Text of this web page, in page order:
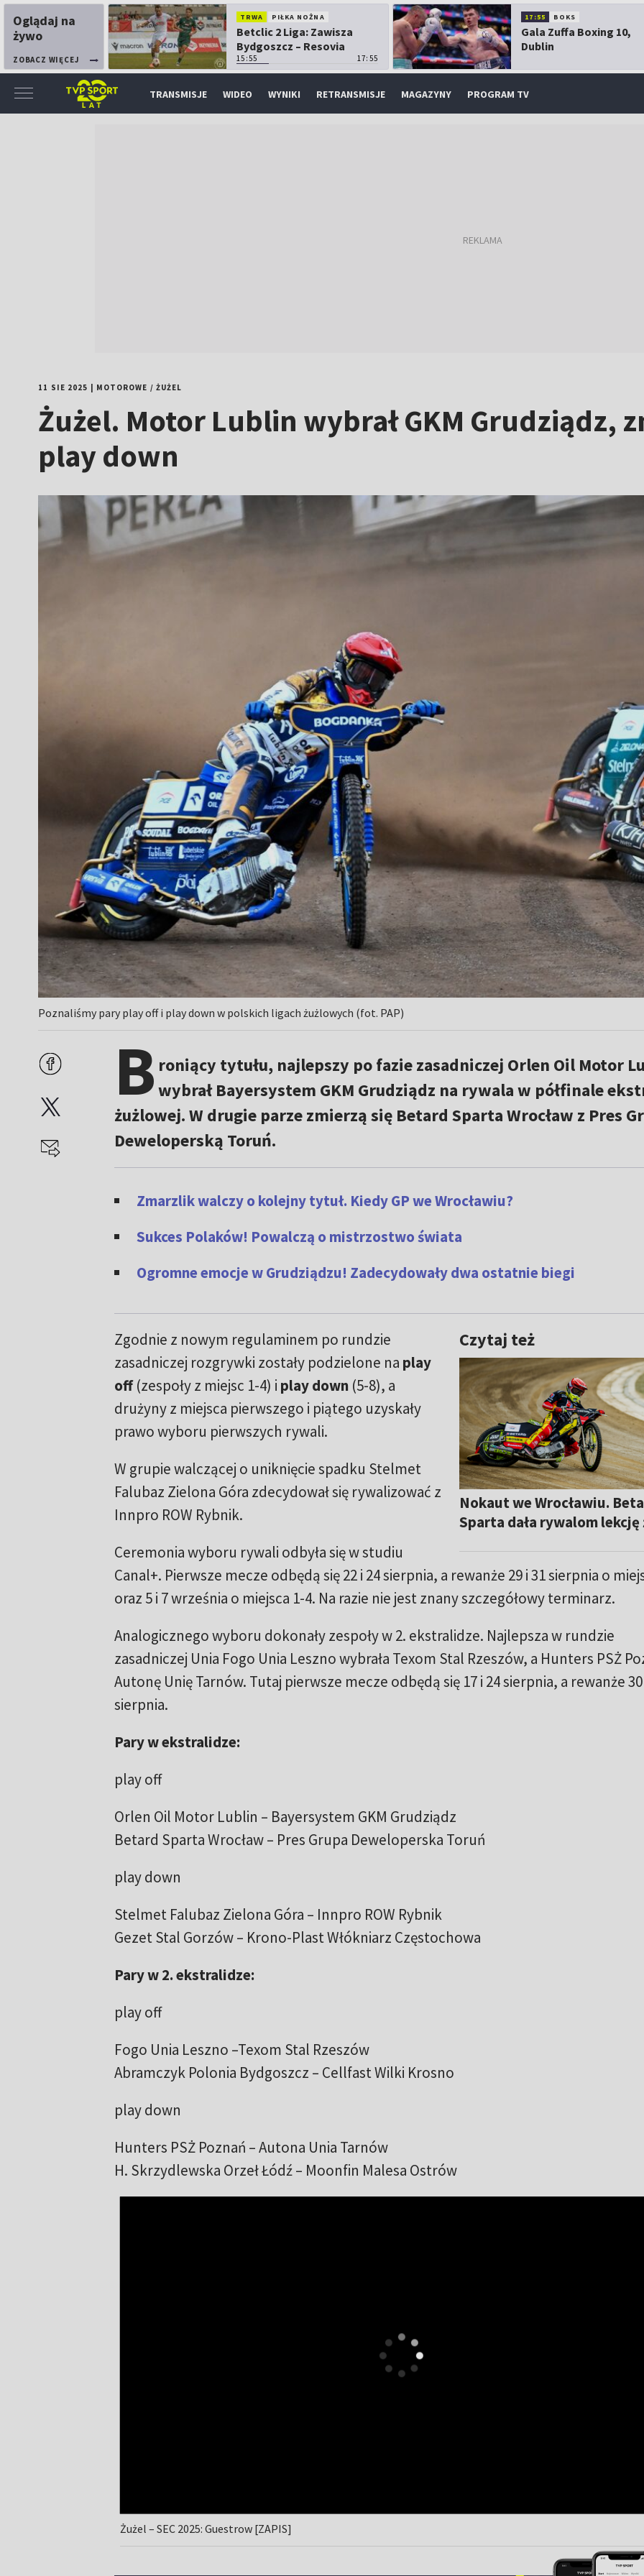
Oglądaj na
żywo
ZOBACZ WIĘCEJ
TRWA PIŁKA NOŻNA
Betclic 2 Liga: Zawisza
Bydgoszcz – Resovia
15:55 17:55
17:55 BOKS
Gala Zuffa Boxing 10,
Dublin
TRANSMISJE WIDEO WYNIKI RETRANSMISJE MAGAZYNY PROGRAM TV
11 SIE 2025 MOTOROWE / ŻUŻEL
Żużel. Motor Lublin wybrał GKM Grudziądz,
play down
Poznaliśmy pary play off i play down w polskich ligach żużlowych (fot. PAP)
B roniący tytułu, najlepszy po fazie zasadniczej Orlen Oil Motor
wybrał Bayersystem GKM Grudziądz na rywala w półfinale
żużlowej. W drugie parze zmierzą się Betard Sparta Wrocław z Pres
Deweloperską Toruń.
Zmarzlik walczy o kolejny tytuł. Kiedy GP we Wrocławiu?
Sukces Polaków! Powalczą o mistrzostwo świata
Ogromne emocje w Grudziądzu! Zadecydowały dwa ostatnie biegi
Czytaj też
Nokaut we Wrocławiu.
Sparta dała rywalom lekcję
Zgodnie z nowym regulaminem po rundzie
zasadniczej rozgrywki zostały podzielone na play
off(zespoły z miejsc 1-4) i play down(5-8), a
drużyny z miejsca pierwszego i piątego uzyskały
prawo wyboru pierwszych rywali.
W grupie walczącej o uniknięcie spadku Stelmet
Falubaz Zielona Góra zdecydował się rywalizować z
Innpro ROW Rybnik.
Ceremonia wyboru rywali odbyła się w studiu
Canal+. Pierwsze mecze odbędą się 22 i 24 sierpnia, a rewanże 29 i 31 sierpnia o
oraz 5 i 7 września o miejsca 1-4. Na razie nie jest znany szczegółowy terminarz.
Analogicznego wyboru dokonały zespoły w 2. ekstralidze. Najlepsza w rundzie
zasadniczej Unia Fogo Unia Leszno wybrała Texom Stal Rzeszów, a Hunters PSŻ
Autonę Unię Tarnów. Tutaj pierwsze mecze odbędą się 17 i 24 sierpnia, a rewanże 30
sierpnia.
Pary w ekstralidze:
play off
Orlen Oil Motor Lublin – Bayersystem GKM Grudziądz
Betard Sparta Wrocław – Pres Grupa Deweloperska Toruń
play down
Stelmet Falubaz Zielona Góra – Innpro ROW Rybnik
Gezet Stal Gorzów – Krono-Plast Włókniarz Częstochowa
Pary w 2. ekstralidze:
play off
Fogo Unia Leszno –Texom Stal Rzeszów
Abramczyk Polonia Bydgoszcz – Cellfast Wilki Krosno
play down
Hunters PSŻ Poznań – Autona Unia Tarnów
H. Skrzydlewska Orzeł Łódź – Moonfin Malesa Ostrów
Żużel – SEC 2025: Guestrow [ZAPIS]